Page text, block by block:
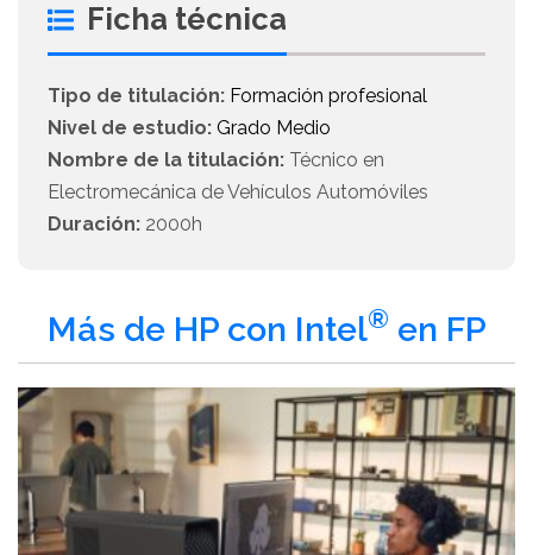
Ficha técnica
Tipo de titulación: Formación profesional
Nivel de estudio: Grado Medio
Nombre de la titulación: Técnico en
Electromecánica de Vehículos Automóviles
Duración: 2000h
Más de HP con Intel® en FP